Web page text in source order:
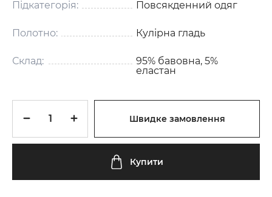
Підкатегорія: Повсякденний одяг
Полотно: Кулірна гладь
Склад:
95% бавовна, 5%
еластан
Швидке замовлення
Купити